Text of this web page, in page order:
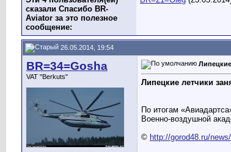
сказали Спасибо BR-
Aviator за это полезное
сообщение:
26.05.2014, 19:54
BR=34=Gosha
VAT "Berkuts"
Липецкие летчики
По итогам
Военно-воздушной
© http://gorod48.ru/